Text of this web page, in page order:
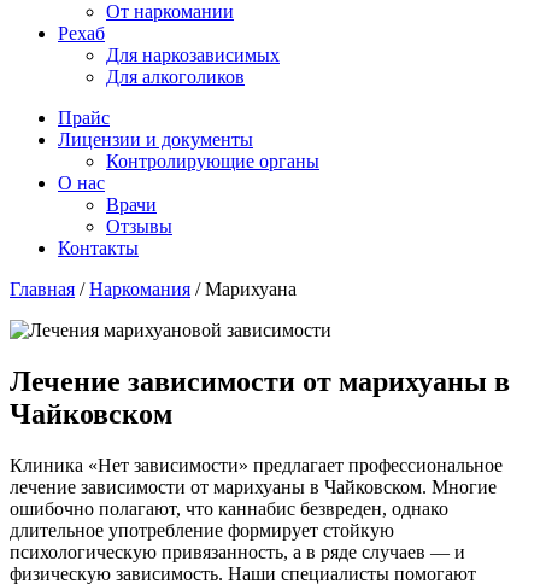
От наркомании
Рехаб
Для наркозависимых
Для алкоголиков
Прайс
Лицензии и документы
Контролирующие органы
О нас
Врачи
Отзывы
Контакты
Главная /Наркомания /Марихуана
Лечение зависимости от марихуаны в
Чайковском
Клиника «Нет зависимости» предлагает профессиональное
лечение зависимости от марихуаны в Чайковском. Многие
ошибочно полагают, что каннабис безвреден, однако
длительное употребление формирует стойкую
психологическую привязанность, а в ряде случаев — и
физическую зависимость. Наши специалисты помогают